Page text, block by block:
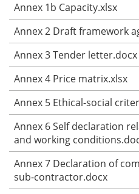
Annex 1b Capacity.xlsx
Annex 2 Draft framework
Annex 3 Tender letter.docx
Annex 4 Price matrix.xlsx
Annex 5 Ethical-social
Annex 6 Self declaration
and working
Annex 7 Declaration of
sub-contractor.docx